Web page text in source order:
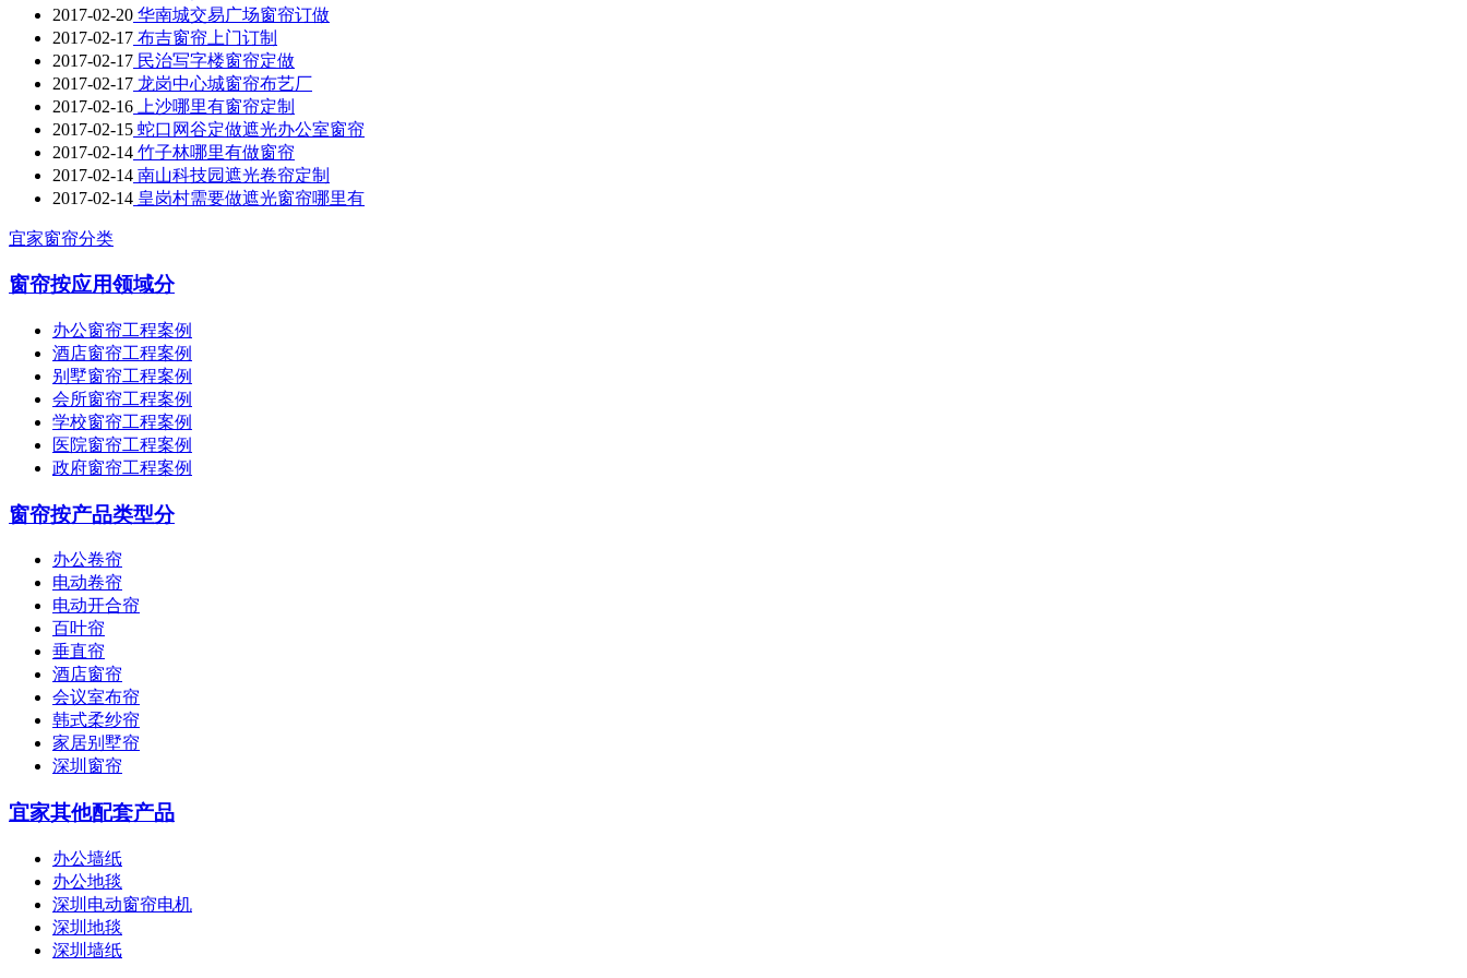
2017-02-20 华南城交易广场窗帘订做
2017-02-17 布吉窗帘上门订制
2017-02-17 民治写字楼窗帘定做
2017-02-17 龙岗中心城窗帘布艺厂
2017-02-16 上沙哪里有窗帘定制
2017-02-15 蛇口网谷定做遮光办公室窗帘
2017-02-14 竹子林哪里有做窗帘
2017-02-14 南山科技园遮光卷帘定制
2017-02-14 皇岗村需要做遮光窗帘哪里有
宜家窗帘分类
窗帘按应用领域分
办公窗帘工程案例
酒店窗帘工程案例
别墅窗帘工程案例
会所窗帘工程案例
学校窗帘工程案例
医院窗帘工程案例
政府窗帘工程案例
窗帘按产品类型分
办公卷帘
电动卷帘
电动开合帘
百叶帘
垂直帘
酒店窗帘
会议室布帘
韩式柔纱帘
家居别墅帘
深圳窗帘
宜家其他配套产品
办公墙纸
办公地毯
深圳电动窗帘电机
深圳地毯
深圳墙纸